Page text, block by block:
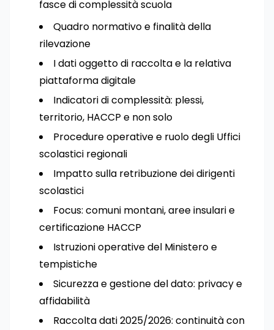
fasce di complessità scuola
Quadro normativo e finalità della
rilevazione
I dati oggetto di raccolta e la relativa
piattaforma digitale
Indicatori di complessità: plessi,
territorio, HACCP e non solo
Procedure operative e ruolo degli Uffici
scolastici regionali
Impatto sulla retribuzione dei dirigenti
scolastici
Focus: comuni montani, aree insulari e
certificazione HACCP
Istruzioni operative del Ministero e
tempistiche
Sicurezza e gestione del dato: privacy e
affidabilità
Raccolta dati 2025/2026: continuità con